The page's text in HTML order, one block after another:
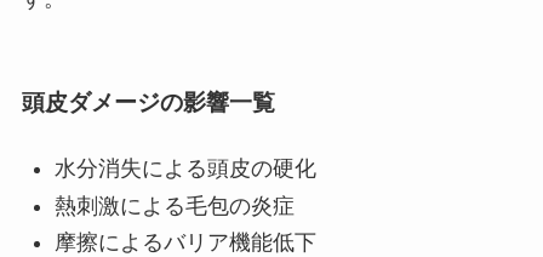
頭皮ダメージの影響一覧
水分消失による頭皮の硬化
熱刺激による毛包の炎症
摩擦によるバリア機能低下